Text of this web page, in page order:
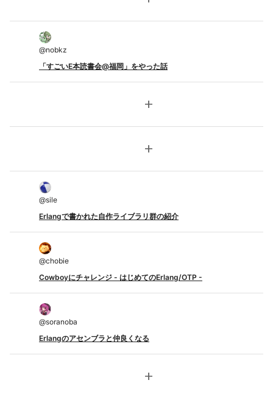
@nobkz
「すごいE本読書会@福岡」をやった話
add
add
@sile
Erlangで書かれた自作ライブラリ群の紹介
@chobie
Cowboyにチャレンジ - はじめてのErlang/OTP -
@soranoba
Erlangのアセンブラと仲良くなる
add